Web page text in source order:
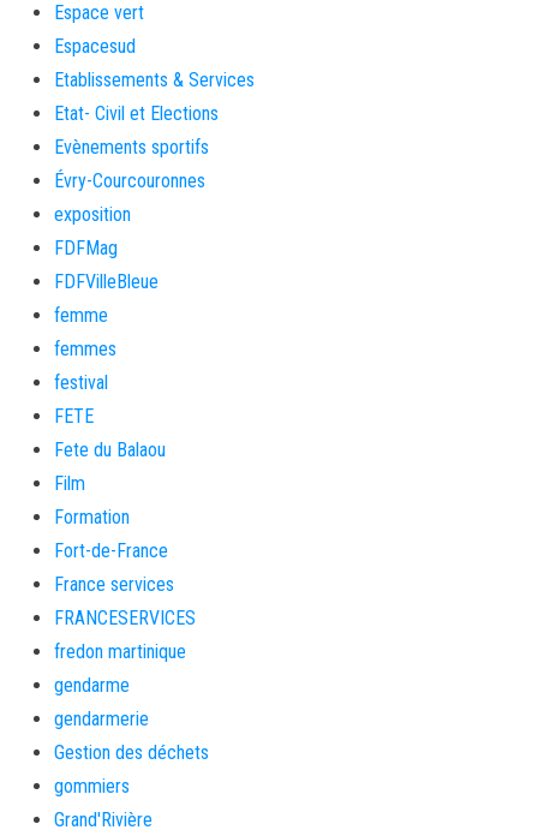
Espace vert
Espacesud
Etablissements & Services
Etat- Civil et Elections
Evènements sportifs
Évry-Courcouronnes
exposition
FDFMag
FDFVilleBleue
femme
femmes
festival
FETE
Fete du Balaou
Film
Formation
Fort-de-France
France services
FRANCESERVICES
fredon martinique
gendarme
gendarmerie
Gestion des déchets
gommiers
Grand'Rivière